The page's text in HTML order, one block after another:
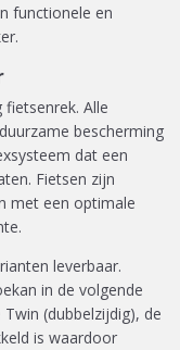
functionele en
fietsenrek. Alle
bescherming
dat een
Fietsen zijn
met een optimale
leverbaar.
in de volgende
(dubbelzijdig), de
is waardoor